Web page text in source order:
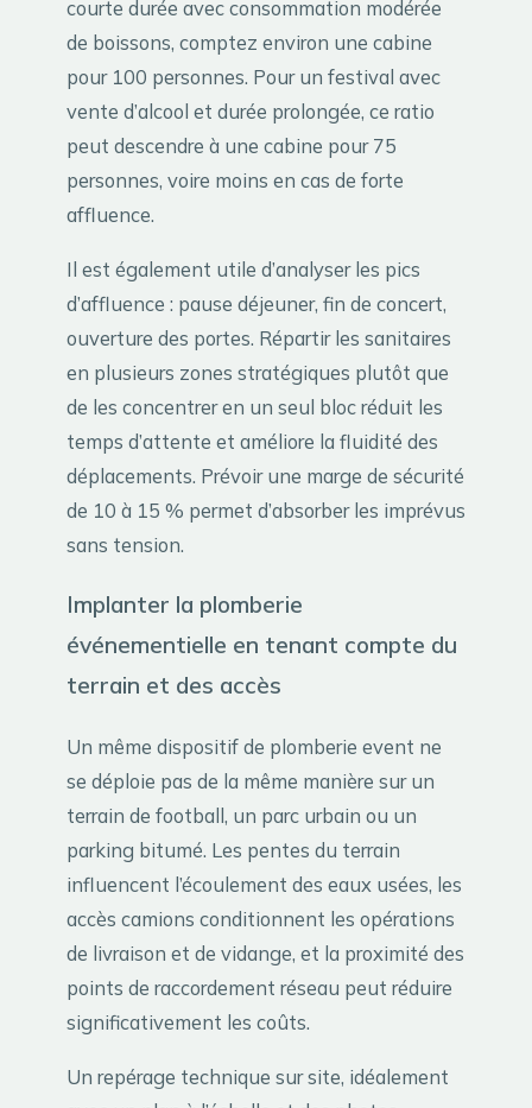
courte durée avec consommation modérée
de boissons, comptez environ une cabine
pour 100 personnes. Pour un festival avec
vente d’alcool et durée prolongée, ce ratio
peut descendre à une cabine pour 75
personnes, voire moins en cas de forte
affluence.
Il est également utile d’analyser les pics
d’affluence : pause déjeuner, fin de concert,
ouverture des portes. Répartir les sanitaires
en plusieurs zones stratégiques plutôt que
de les concentrer en un seul bloc réduit les
temps d’attente et améliore la fluidité des
déplacements. Prévoir une marge de sécurité
de 10 à 15 % permet d’absorber les imprévus
sans tension.
Implanter la plomberie
événementielle en tenant compte du
terrain et des accès
Un même dispositif de plomberie event ne
se déploie pas de la même manière sur un
terrain de football, un parc urbain ou un
parking bitumé. Les pentes du terrain
influencent l’écoulement des eaux usées, les
accès camions conditionnent les opérations
de livraison et de vidange, et la proximité des
points de raccordement réseau peut réduire
significativement les coûts.
Un repérage technique sur site, idéalement